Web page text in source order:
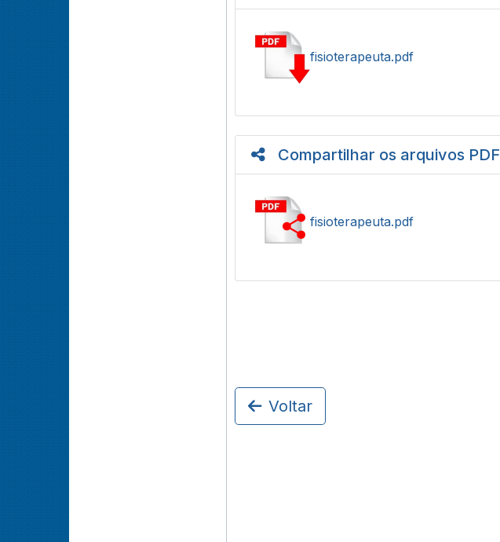
fisioterapeuta.pdf
Compartilhar os arquivos PDF
fisioterapeuta.pdf
Voltar